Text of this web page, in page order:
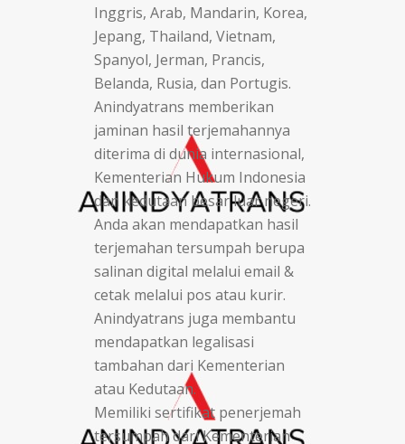
Inggris, Arab, Mandarin, Korea,
Jepang, Thailand, Vietnam,
Spanyol, Jerman, Prancis,
Belanda, Rusia, dan Portugis.
Anindyatrans memberikan
jaminan hasil terjemahannya
diterima di dunia internasional,
Kementerian Hukum Indonesia
dan kedutaan besar luar negeri.
Anda akan mendapatkan hasil
terjemahan tersumpah berupa
salinan digital melalui email &
cetak melalui pos atau kurir.
Anindyatrans juga membantu
mendapatkan legalisasi
tambahan dari Kementerian
atau Kedutaan.
Memiliki sertifikat penerjemah
tersumpah dari Kementerian